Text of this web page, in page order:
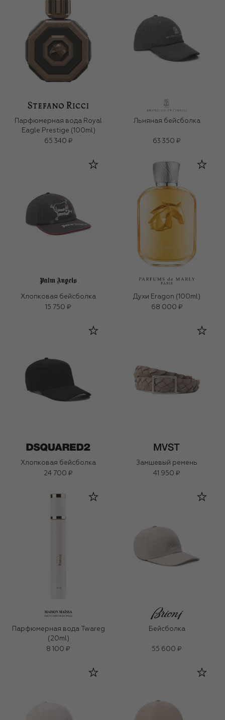
Парфюмерная вода Royal
Eagle Prestige (100ml)
65 340 ₽
Льняная бейсболка
63 350 ₽
Хлопковая бейсболка
15 750 ₽
Духи Eragon (100ml)
68 000 ₽
Хлопковая бейсболка
24 700 ₽
Замшевый ремень
41 950 ₽
Парфюмерная вода Twareg
(20ml)
8 100 ₽
Бейсболка
55 600 ₽